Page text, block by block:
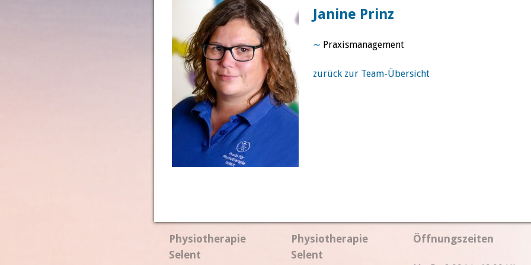
Janine Prinz
∼ Praxismanagement
zurück zur Team-Übersicht
Physiotherapie
Selent
Physiotherapie
Selent
Öffnungszeiten